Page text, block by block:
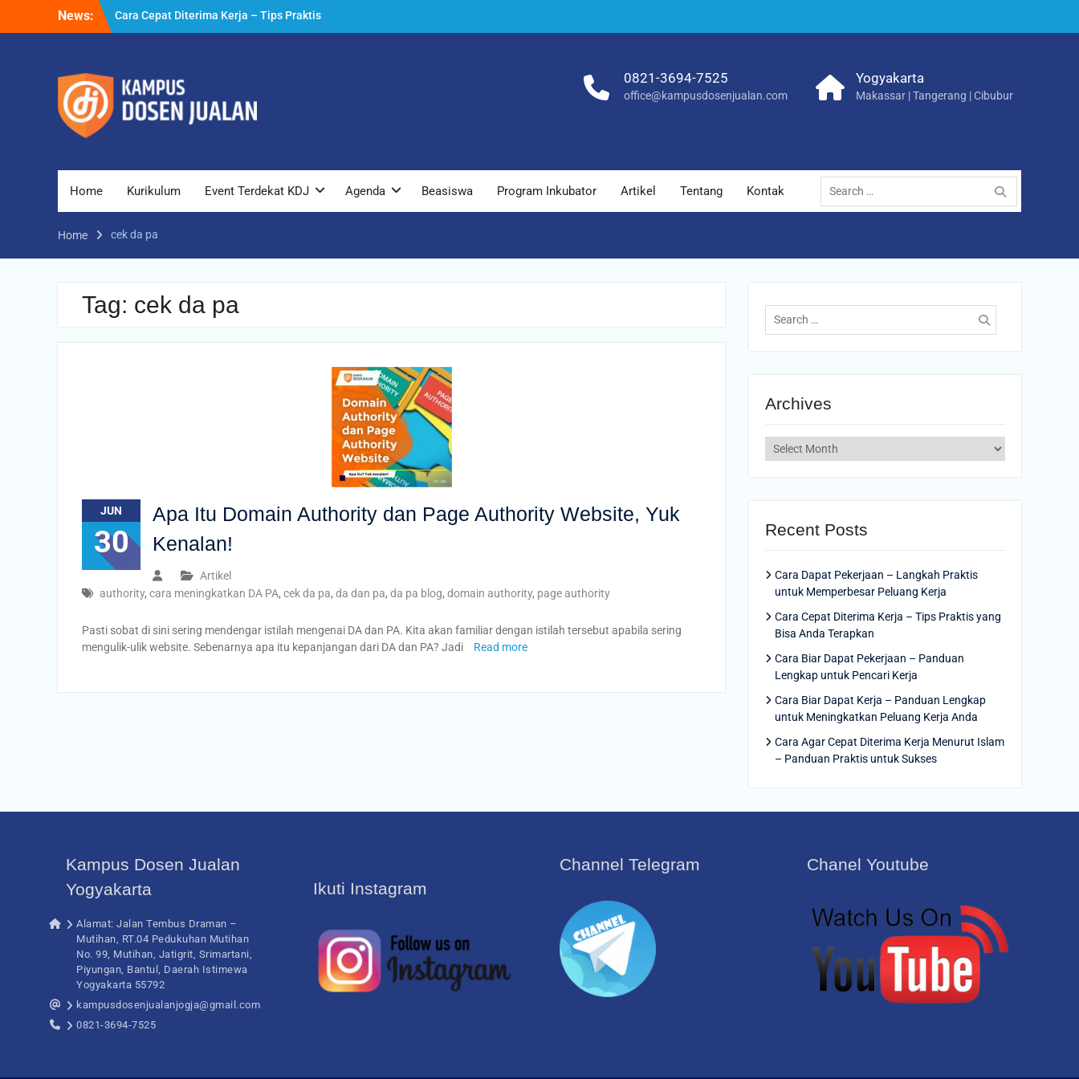
News:
Cara Cepat Diterima Kerja – Tips Praktis
yang Bisa Anda Terapkan
Cara Dapat Pekerjaan – Langkah Praktis
untuk Memperbesar Peluang Kerja
0821-3694-7525
office@kampusdosenjualan.com
Yogyakarta
Makassar | Tangerang | Cibubur
Home Kurikulum Event Terdekat KDJ Agenda Beasiswa Program Inkubator Artikel Tentang Kontak
Search
for:
Home cek da pa
Tag: cek da pa
JUN
30
Apa Itu Domain Authority dan Page Authority Website, Yuk
Kenalan!
Artikel
authority, cara meningkatkan DA PA, cek da pa, da dan pa, da pa blog, domain authority, page authority
Pasti sobat di sini sering mendengar istilah mengenai DA dan PA. Kita akan familiar dengan istilah tersebut apabila sering
mengulik-ulik website. Sebenarnya apa itu kepanjangan dari DA dan PA? Jadi
Read more
Search
for:
Archives
Archives
Recent Posts
Cara Dapat Pekerjaan – Langkah Praktis
untuk Memperbesar Peluang Kerja
Cara Cepat Diterima Kerja – Tips Praktis yang
Bisa Anda Terapkan
Cara Biar Dapat Pekerjaan – Panduan
Lengkap untuk Pencari Kerja
Cara Biar Dapat Kerja – Panduan Lengkap
untuk Meningkatkan Peluang Kerja Anda
Cara Agar Cepat Diterima Kerja Menurut Islam
– Panduan Praktis untuk Sukses
Kampus Dosen Jualan
Yogyakarta
Alamat: Jalan Tembus Draman –
Mutihan, RT.04 Pedukuhan Mutihan
No. 99, Mutihan, Jatigrit, Srimartani,
Piyungan, Bantul, Daerah Istimewa
Yogyakarta 55792
kampusdosenjualanjogja@gmail.com
0821-3694-7525
Ikuti Instagram
Channel Telegram Chanel Youtube